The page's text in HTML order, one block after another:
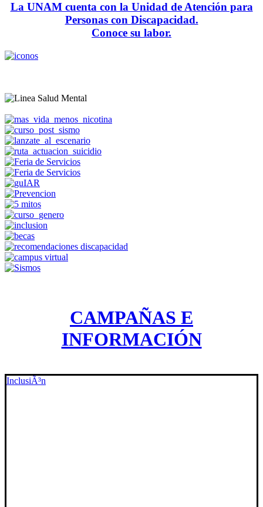
La UNAM cuenta con la Unidad de Atención para
Personas con Discapacidad.
Conoce su labor.
CAMPAÑAS E
INFORMACIÓN
InclusiÃ³n